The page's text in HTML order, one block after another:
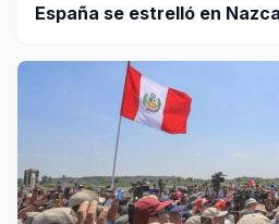
España se estrelló en